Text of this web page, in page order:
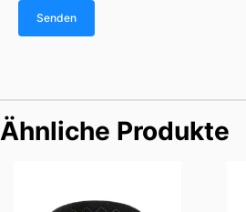
Ähnliche Produkte